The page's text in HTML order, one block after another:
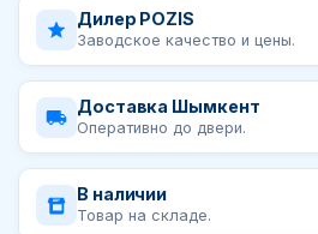
Дилер POZIS
Заводское качество и цены.
Доставка Шымкент
Оперативно до двери.
В наличии
Товар на складе.